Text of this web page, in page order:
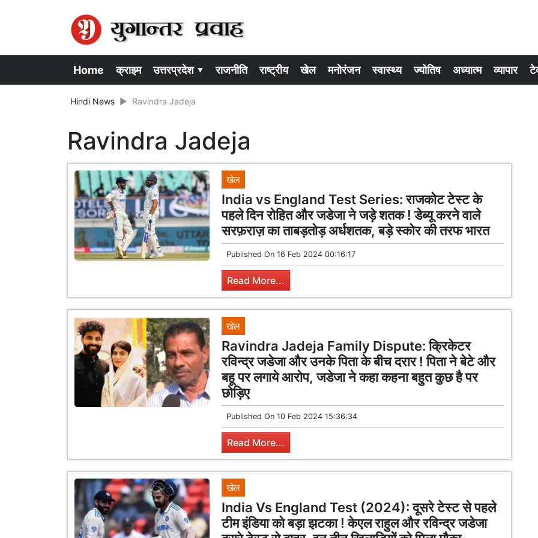
Home क्राइम उत्तरप्रदेश ▾ राजनीति राष्ट्रीय खेल मनोरंजन स्वास्थ्य ज्योतिष अध्यात्म व्यापार
Hindi News Ravindra Jadeja
Ravindra Jadeja
खेल
India vs England Test Series: राजकोट टेस्ट के
पहले दिन रोहित और जडेजा ने जड़े शतक ! डेब्यू करने वाले
सरफ़राज़ का ताबड़तोड़ अर्धशतक, बड़े स्कोर की तरफ भारत
Published On 16 Feb 2024 00:16:17
Read More...
खेल
Ravindra Jadeja Family Dispute: क्रिकेटर
रविन्द्र जडेजा और उनके पिता के बीच दरार ! पिता ने बेटे और
बहू पर लगाये आरोप, जडेजा ने कहा कहना बहुत कुछ है पर
छोड़िए
Published On 10 Feb 2024 15:36:34
Read More...
खेल
India Vs England Test (2024): दूसरे टेस्ट से पहले
टीम इंडिया को बड़ा झटका ! केएल राहुल और रविन्द्र जडेजा